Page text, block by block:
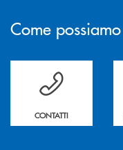
Come possiamo
Per ogni necessità
CONTATTI